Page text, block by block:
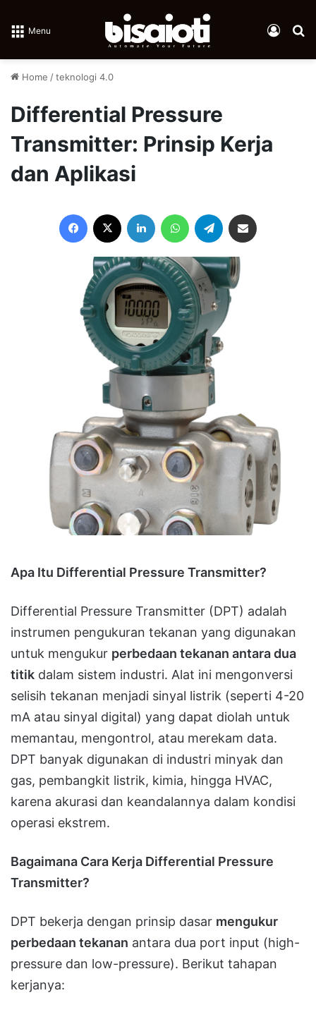
Menu Log In
Home /teknologi 4.0
Differential Pressure
Transmitter: Prinsip Kerja
dan Aplikasi
Facebook LinkedIn WhatsAppTelegram
Apa Itu Differential Pressure Transmitter?
Differential Pressure Transmitter (DPT) adalah
instrumen pengukuran tekanan yang digunakan
untuk mengukur perbedaan tekanan antara dua
titik dalam sistem industri. Alat ini mengonversi
selisih tekanan menjadi sinyal listrik (seperti 4-20
mA atau sinyal digital) yang dapat diolah untuk
memantau, mengontrol, atau merekam data.
DPT banyak digunakan di industri minyak dan
gas, pembangkit listrik, kimia, hingga HVAC,
karena akurasi dan keandalannya dalam kondisi
operasi ekstrem.
Bagaimana Cara Kerja Differential Pressure
Transmitter?
DPT bekerja dengan prinsip dasar mengukur
perbedaan tekanan antara dua port input (high-
pressure dan low-pressure). Berikut tahapan
kerjanya: